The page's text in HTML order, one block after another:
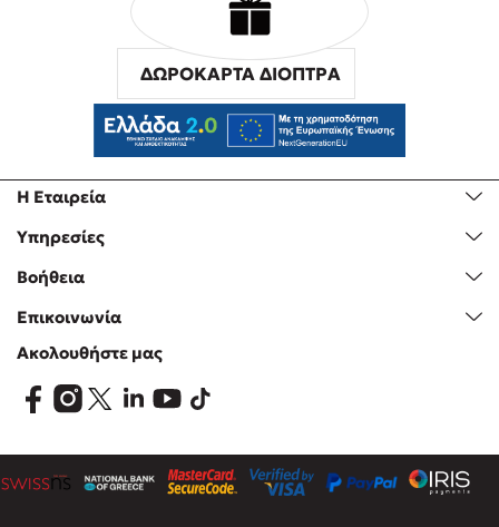
Η Εταιρεία
Υπηρεσίες
Βοήθεια
Επικοινωνία
ΔΩΡΟΚΑΡΤΑ ΔΙΟΠΤΡΑ
Ακολουθήστε μας